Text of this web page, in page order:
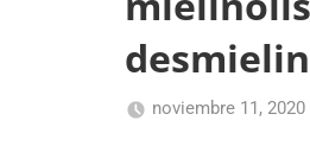
noviembre 11, 2020